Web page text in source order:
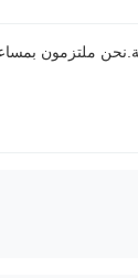
ملتزمون